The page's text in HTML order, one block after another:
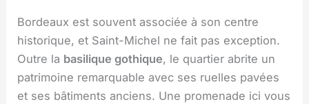
Bordeaux est souvent associée à son centre
historique, et Saint-Michel ne fait pas exception.
Outre la basilique gothique, le quartier abrite un
patrimoine remarquable avec ses ruelles pavées
et ses bâtiments anciens. Une promenade ici vous